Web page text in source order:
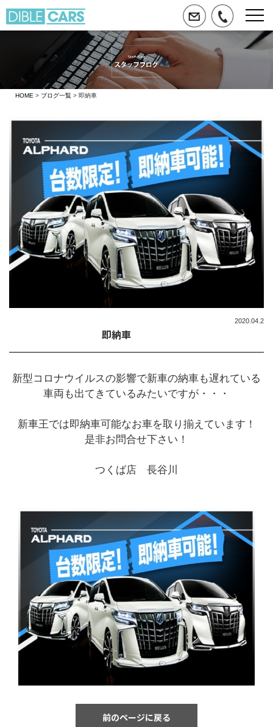
HOME > ブログ一覧 > 即納車
即納車
2020.04.2
新型コロナウイルスの影響で新車の納車も遅れている
車両も出てきているみたいですが・・・
新車王では即納車可能なお車を取り揃えています！
是非お問合せ下さい！
つくば店 長谷川
前のページに戻る